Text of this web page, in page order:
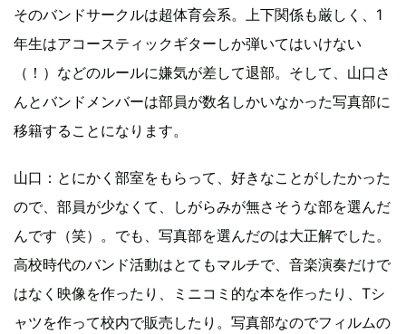
そのバンドサークルは超体育会系。上下関係も厳しく、1
年生はアコースティックギターしか弾いてはいけない
（！）などのルールに嫌気が差して退部。そして、山口さ
んとバンドメンバーは部員が数名しかいなかった写真部に
移籍することになります。
山口：とにかく部室をもらって、好きなことがしたかった
ので、部員が少なくて、しがらみが無さそうな部を選んだ
んです（笑）。でも、写真部を選んだのは大正解でした。
高校時代のバンド活動はとてもマルチで、音楽演奏だけで
はなく映像を作ったり、ミニコミ的な本を作ったり、Tシ
ャツを作って校内で販売したり。写真部なのでフィルムの